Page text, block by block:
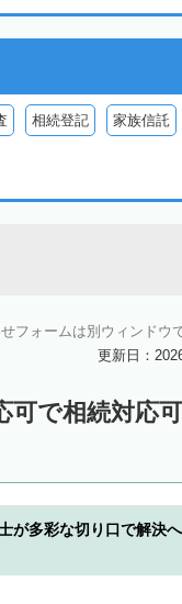
相続登記 家族信託
フォームは別ウィンドウ
更新日：
可で相続対応
が多彩な切り口で解決